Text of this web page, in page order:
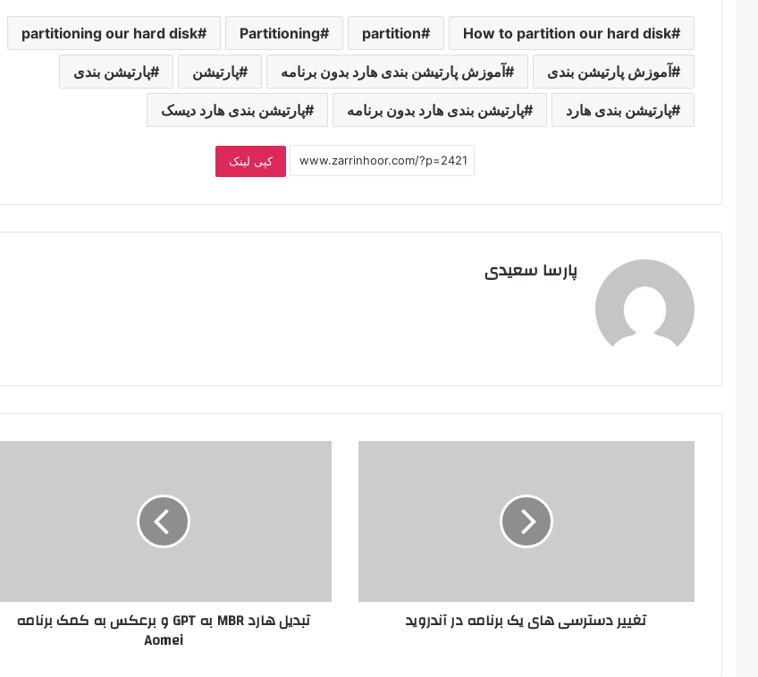
How to partition our hard disk
partition
Partitioning
partitioning our hard disk
آموزش پارتیشن بندی آموزش پارتیشن بندی هارد بدون برنامه پارتیشن پارتیشن بندی
پارتیشن بندی هارد پارتیشن بندی هارد بدون برنامه پارتیشن بندی هارد دیسک
کپی لینک
پارسا سعیدی
تغییر دسترسی های یک برنامه در آندروید تبدیل هارد MBR به GPT و برعکس به کمک برنامه
Aomei